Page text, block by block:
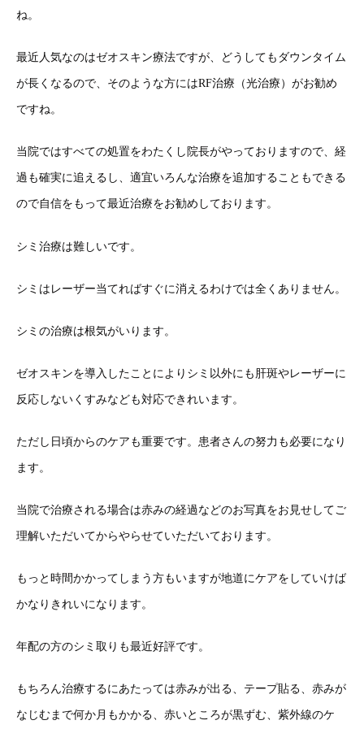
ね。
最近人気なのはゼオスキン療法ですが、どうしてもダウンタイム
が長くなるので、そのような方にはRF治療（光治療）がお勧め
ですね。
当院ではすべての処置をわたくし院長がやっておりますので、経
過も確実に追えるし、適宜いろんな治療を追加することもできる
ので自信をもって最近治療をお勧めしております。
シミ治療は難しいです。
シミはレーザー当てればすぐに消えるわけでは全くありません。
シミの治療は根気がいります。
ゼオスキンを導入したことによりシミ以外にも肝斑やレーザーに
反応しないくすみなども対応できれいます。
ただし日頃からのケアも重要です。患者さんの努力も必要になり
ます。
当院で治療される場合は赤みの経過などのお写真をお見せしてご
理解いただいてからやらせていただいております。
もっと時間かかってしまう方もいますが地道にケアをしていけば
かなりきれいになります。
年配の方のシミ取りも最近好評です。
もちろん治療するにあたっては赤みが出る、テープ貼る、赤みが
なじむまで何か月もかかる、赤いところが黒ずむ、紫外線のケ